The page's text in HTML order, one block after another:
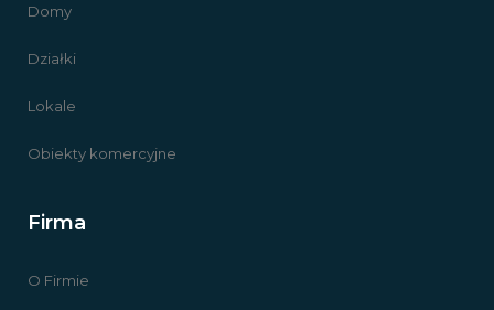
Domy
Działki
Lokale
Obiekty komercyjne
Firma
O Firmie